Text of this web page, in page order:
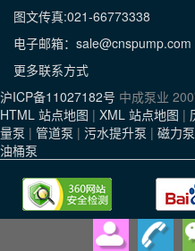
图文传真:021-66773338
电子邮箱：sale@cnspump.com
更多联系方式
沪ICP备11027182号 中成泵业
HTML 站点地图 | XML 站点地图 |
量泵 | 管道泵 | 污水提升泵 | 磁力泵
油桶泵